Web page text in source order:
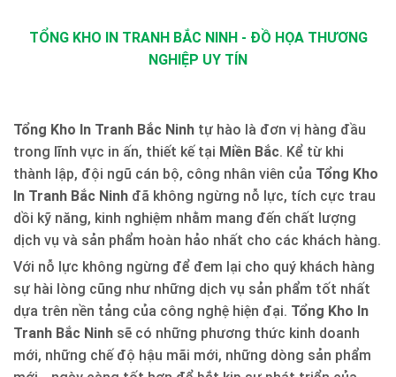
TỔNG KHO IN TRANH BẮC NINH - ĐỒ HỌA THƯƠNG
NGHIỆP UY TÍN
Tổng Kho In Tranh Bắc Ninh tự hào là đơn vị hàng đầu
trong lĩnh vực in ấn, thiết kế tại Miền Bắc. Kể từ khi
thành lập, đội ngũ cán bộ, công nhân viên của Tổng Kho
In Tranh Bắc Ninh đã không ngừng nỗ lực, tích cực trau
dồi kỹ năng, kinh nghiệm nhằm mang đến chất lượng
dịch vụ và sản phẩm hoàn hảo nhất cho các khách hàng.
Với nỗ lực không ngừng để đem lại cho quý khách hàng
sự hài lòng cũng như những dịch vụ sản phẩm tốt nhất
dựa trên nền tảng của công nghệ hiện đại. Tổng Kho In
Tranh Bắc Ninh sẽ có những phương thức kinh doanh
mới, những chế độ hậu mãi mới, những dòng sản phẩm